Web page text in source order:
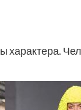
характера.